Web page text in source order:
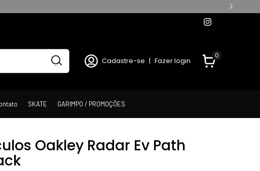
Cadastre-se | Fazer login
0
SKATE GARIMPO / PROMOÇÕES
Oakley Radar Ev Path